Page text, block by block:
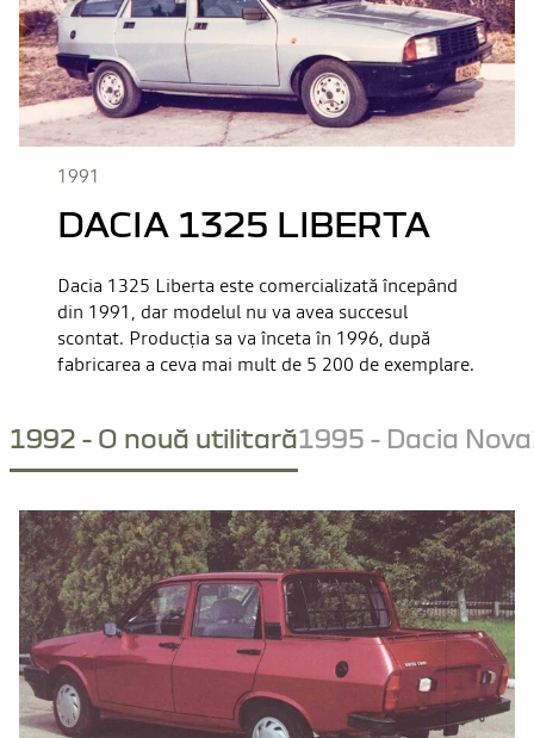
1991
DACIA 1325 LIBERTA
Dacia 1325 Liberta este comercializată începând
din 1991, dar modelul nu va avea succesul
scontat. Producția sa va înceta în 1996, după
fabricarea a ceva mai mult de 5 200 de exemplare.
1992 - O nouă utilitară1995 - Dacia Nova